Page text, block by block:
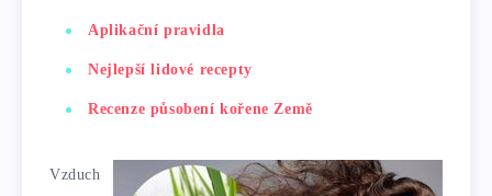
Aplikační pravidla
Nejlepší lidové recepty
Recenze působení kořene Země
Vzduch